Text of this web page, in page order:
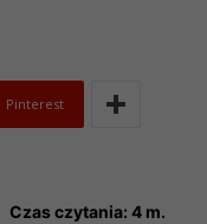
Pinterest
Czas czytania: 4 m.